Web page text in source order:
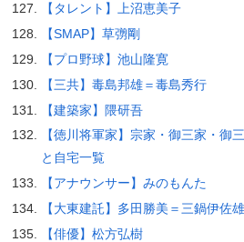
【タレント】上沼恵美子
【SMAP】草彅剛
【プロ野球】池山隆寛
【三共】毒島邦雄＝毒島秀行
【建築家】隈研吾
【徳川将軍家】宗家・御三家・御
と自宅一覧
【アナウンサー】みのもんた
【大東建託】多田勝美＝三鍋伊佐雄
【俳優】松方弘樹